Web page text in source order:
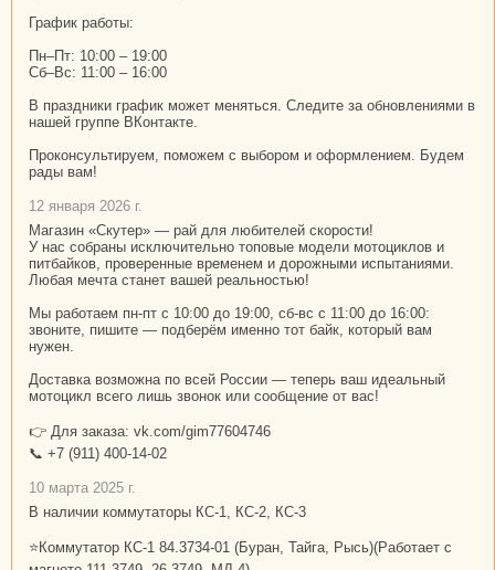
График работы:
Пн–Пт: 10:00 – 19:00
Сб–Вс: 11:00 – 16:00
В праздники график может меняться. Следите за обновлениями в
нашей группе ВКонтакте.
Проконсультируем, поможем с выбором и оформлением. Будем
рады вам!
12 января 2026 г.
Магазин «Скутер» — рай для любителей скорости!
У нас собраны исключительно топовые модели мотоциклов и
питбайков, проверенные временем и дорожными испытаниями.
Любая мечта станет вашей реальностью!
Мы работаем пн-пт с 10:00 до 19:00, сб-вс с 11:00 до 16:00:
звоните, пишите — подберём именно тот байк, который вам
нужен.
Доставка возможна по всей России — теперь ваш идеальный
мотоцикл всего лишь звонок или сообщение от вас!
👉 Для заказа: vk.com/gim77604746
📞 +7 (911) 400-14-02
10 марта 2025 г.
В наличии коммутаторы КС-1, КС-2, КС-3
⭐Коммутатор КС-1 84.3734-01 (Буран, Тайга, Рысь)(Работает с